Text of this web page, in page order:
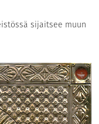
sijaitsee muun